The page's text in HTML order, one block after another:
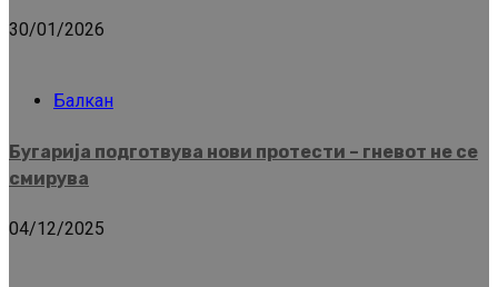
30/01/2026
Балкан
Бугарија подготвува нови протести – гневот не се
смирува
04/12/2025